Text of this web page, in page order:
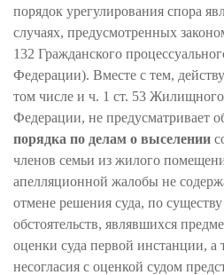
порядок урегулирования спора
случаях, предусмотренных
132 Гражданского
Федерации). Вместе с тем,
том числе и ч. 1 ст. 53 Жилищного
Федерации, не предусматривает
порядка по делам о выселении
членов семьи из жилого
апелляционной жалобы не
отмене решения суда, по
обстоятельств, являвшихся
оценки суда первой инстанции,
несогласия с оценкой судом